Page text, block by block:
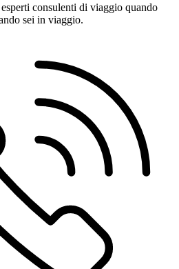
consulenti di viaggio quando
sei in viaggio.